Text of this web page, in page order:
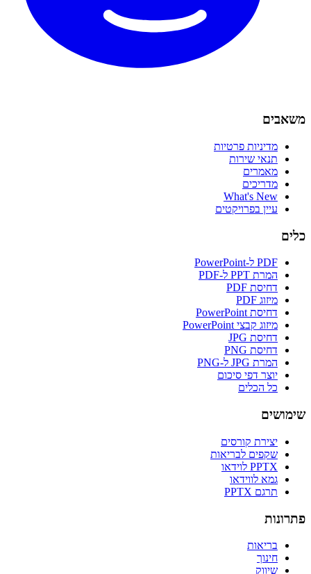
משאבים
מדיניות פרטיות
תנאי שירות
מאמרים
מדריכים
What's New
עיין בפרויקטים
כלים
PDF ל-PowerPoint
המרת PPT ל-PDF
דחיסת PDF
מיזוג PDF
דחיסת PowerPoint
מיזוג קבצי PowerPoint
דחיסת JPG
דחיסת PNG
המרת JPG ל-PNG
יוצר דפי סיכום
כל הכלים
שימושים
יצירת קורסים
שקפים לבריאות
PPTX לוידאו
גמא לווידאו
תרגם PPTX
פתרונות
בריאות
חינוך
שיווק